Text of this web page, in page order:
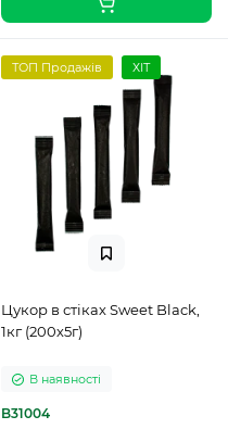
ТОП Продажів ХІТ
Цукор в стіках Sweet Black,
1кг (200х5г)
В наявності
B31004